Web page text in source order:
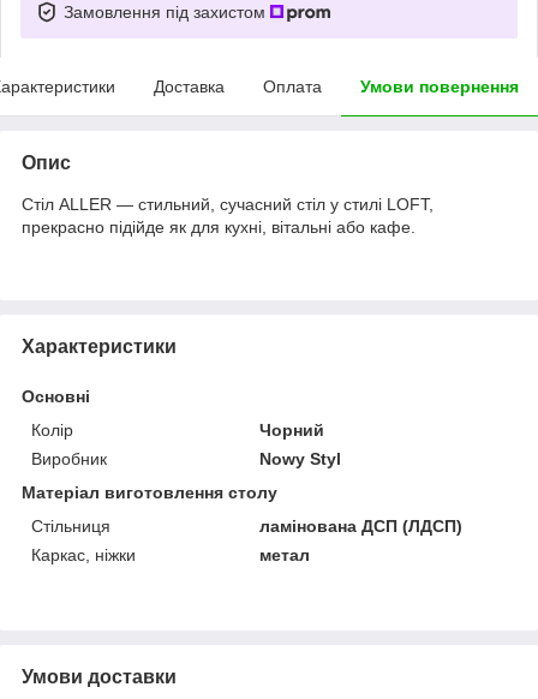
Замовлення під захистом
Доставка Оплата Умови повернення
Опис
Стіл ALLER — стильний, сучасний стіл у стилі LOFT,
прекрасно підійде як для кухні, вітальні або кафе.
Характеристики
Основні
Колір
Чорний
Виробник
Nowy Styl
Матеріал виготовлення столу
Стільниця
ламінована ДСП (ЛДСП)
Каркас, ніжки
метал
Умови доставки